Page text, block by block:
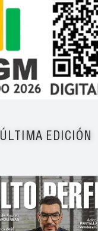
ÚLTIMA EDICIÓN